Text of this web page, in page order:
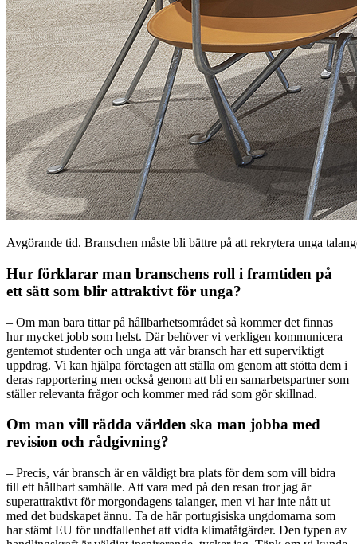
Avgörande tid. Branschen måste bli bättre på att rekrytera unga
Hur förklarar man branschens roll i framtiden på
ett sätt som blir attraktivt för unga?
– Om man bara tittar på hållbarhetsområdet så kommer det finnas
hur mycket jobb som helst. Där behöver vi verkligen kommunicera
gentemot studenter och unga att vår bransch har ett superviktigt
uppdrag. Vi kan hjälpa företagen att ställa om genom att stötta dem i
deras rapportering men också genom att bli en samarbetspartner som
ställer relevanta frågor och kommer med råd som gör skillnad.
Om man vill rädda världen ska man jobba med
revision och rådgivning?
– Precis, vår bransch är en väldigt bra plats för dem som vill bidra
till ett hållbart samhälle. Att vara med på den resan tror jag är
superattraktivt för morgondagens talanger, men vi har inte nått ut
med det budskapet ännu. Ta de här portugisiska ungdomarna som
har stämt EU för undfallenhet att vidta klimatåtgärder. Den typen av